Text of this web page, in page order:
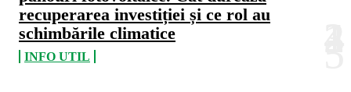
recuperarea investiției și ce rol au
schimbările climatice
INFO UTIL